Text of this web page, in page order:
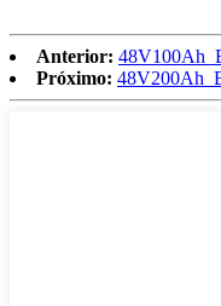
Anterior:
Próximo: